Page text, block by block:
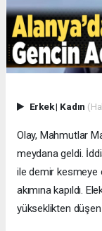
Erkek| Kadın
Olay, Mahmutlar
meydana geldi.
ile demir kesmeye
akımına kapıldı.
yükseklikten düşen